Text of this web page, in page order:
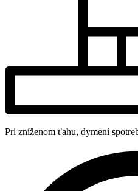
Pri zníženom ťahu, dymení